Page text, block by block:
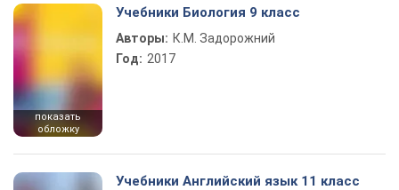
показать
обложку
Учебники Биология 9 класс
Авторы: К.М. Задорожний
Год: 2017
Учебники Английский язык 11 класс